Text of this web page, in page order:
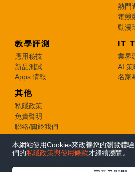
熱門
電競
動漫
教學評測
應用秘技
新品測試
Apps 情報
IT
業界
AI 策
名家
其他
私隱政策
免責聲明
聯絡/關於我們
© 2026 e-zone. All Rights
本網站使用Cookies來改善您的瀏覽體
們的私隱政策與使用條款才繼續瀏覽。